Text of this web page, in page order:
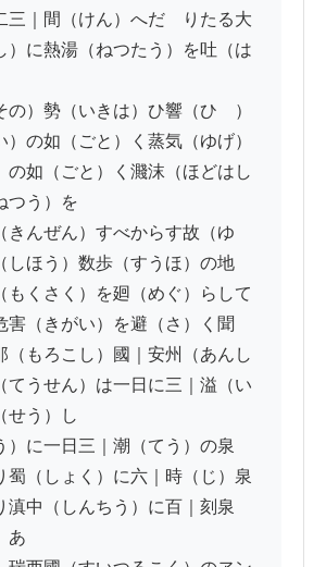
三｜間（けん）へだゝりたる大
）に熱湯（ねつたう）を吐（は
の）勢（いきは）ひ響（ひゞ）
）の如（ごと）く蒸気（ゆげ）
の如（ごと）く濺沫（ほどはし
つう）を
きんぜん）すべからす故（ゆ
しほう）数歩（すうほ）の地
もくさく）を廻（めぐ）らして
害（きがい）を避（さ）く聞
（もろこし）國｜安州（あんし
てうせん）は一日に三｜溢（い
せう）し
）に一日三｜潮（てう）の泉
蜀（しょく）に六｜時（じ）泉
滇中（しんちう）に百｜刻泉
あ